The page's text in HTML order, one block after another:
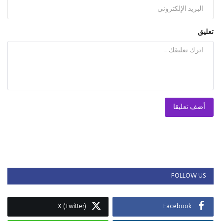
تعليق
أضف تعليقا
FOLLOW US
Facebook
X (Twitter)